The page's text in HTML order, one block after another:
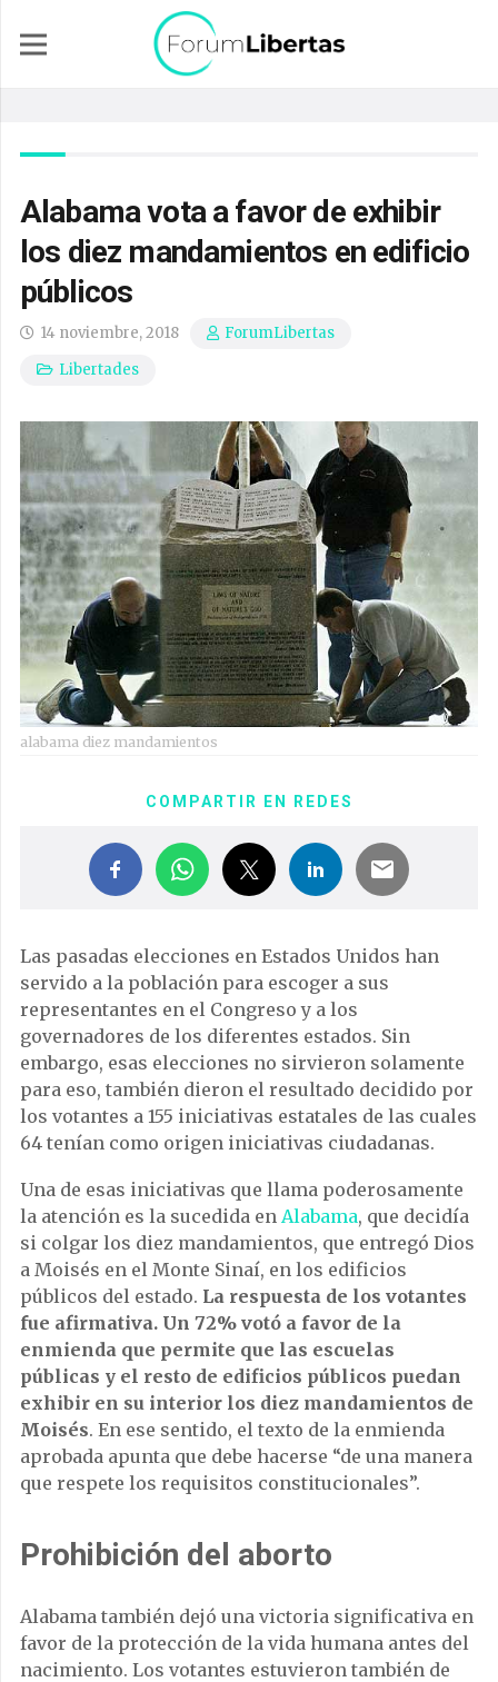
Alabama vota a favor de exhibir
los diez mandamientos en edificio
públicos
14 noviembre, 2018
ForumLibertas
Libertades
alabama diez mandamientos
COMPARTIR EN REDES
Las pasadas elecciones en Estados Unidos han
servido a la población para escoger a sus
representantes en el Congreso y a los
governadores de los diferentes estados. Sin
embargo, esas elecciones no sirvieron solamente
para eso, también dieron el resultado decidido por
los votantes a 155 iniciativas estatales de las cuales
64 tenían como origen iniciativas ciudadanas.
Una de esas iniciativas que llama poderosamente
la atención es la sucedida en Alabama, que decidía
si colgar los diez mandamientos, que entregó Dios
a Moisés en el Monte Sinaí, en los edificios
públicos del estado. La respuesta de los votantes
fue afirmativa. Un 72% votó a favor de la
enmienda que permite que las escuelas
públicas y el resto de edificios públicos puedan
exhibir en su interior los diez mandamientos de
Moisés. En ese sentido, el texto de la enmienda
aprobada apunta que debe hacerse “de una manera
que respete los requisitos constitucionales”.
Prohibición del aborto
Alabama también dejó una victoria significativa en
favor de la protección de la vida humana antes del
nacimiento. Los votantes estuvieron también de